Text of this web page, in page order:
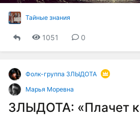
Тайные знания
1051 0
Фолк-группа ЗЛЫДОТА
Марья Моревна
ЗЛЫДОТА: «Плачет